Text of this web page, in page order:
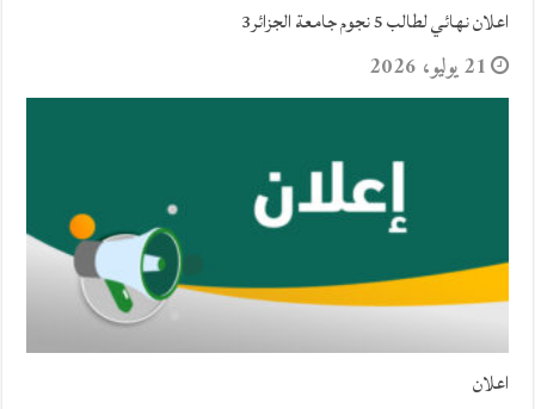
اعلان نهائي لطالب 5 نجوم جامعة الجزائر3
21 يوليو، 2026
اعلان